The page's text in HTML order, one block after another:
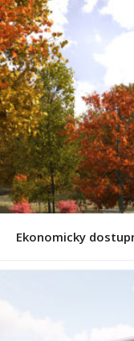
Ekonomicky